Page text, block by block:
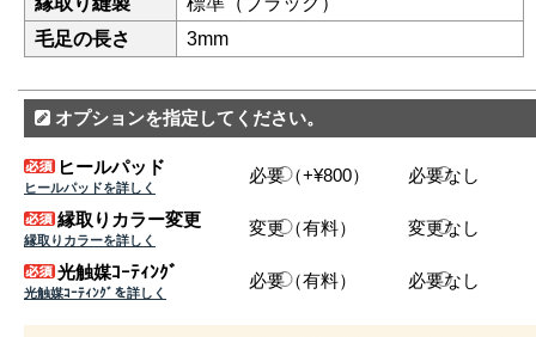
毛足の長さ
3mm
オプションを指定してください。
ヒールパッド
ヒールパッドを詳しく
必要（+¥800） 必要なし
縁取りカラー変更
縁取りカラーを詳しく
変更（有料） 変更なし
光触媒ｺｰﾃｨﾝｸﾞ
光触媒ｺｰﾃｨﾝｸﾞを詳しく
必要（有料） 必要なし